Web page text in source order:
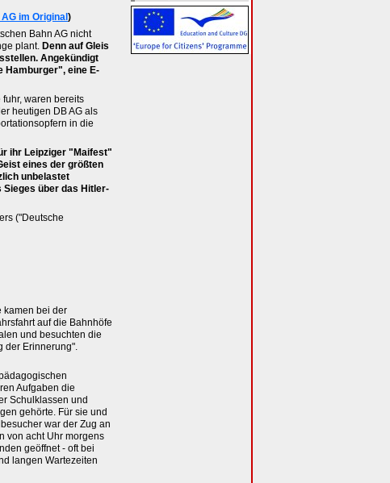
im Original )
Bahn AG nicht
plant. Denn auf Gleis
Angekündigt
Hamburger", eine E-
waren bereits
heutigen DB AG als
in die
ihr Leipziger "Maifest"
eines der größten
unbelastet
über das Hitler-
("Deutsche
kamen bei der
auf die Bahnhöfe
und besuchten die
der Erinnerung".
Aufgaben die
Schulklassen und
gehörte. Für sie und
war der Zug an
von acht Uhr morgens
geöffnet - oft bei
langen Wartezeiten